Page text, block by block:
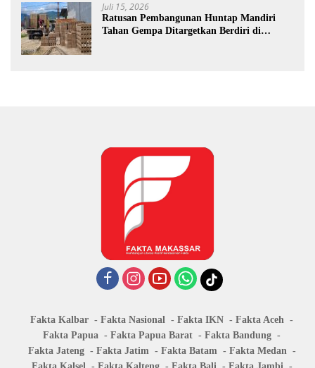
Juli 15, 2026
Ratusan Pembangunan Huntap Mandiri
Tahan Gempa Ditargetkan Berdiri di
Fakta Kalbar Fakta Nasional Fakta IKN
Fakta Aceh
Fakta Papua
Fakta Papua Barat
Fakta Bandung
Fakta Jateng
Fakta Jatim Fakta Batam
Fakta Medan
Fakta Kalsel
Fakta Kalteng Fakta Bali Fakta Jambi